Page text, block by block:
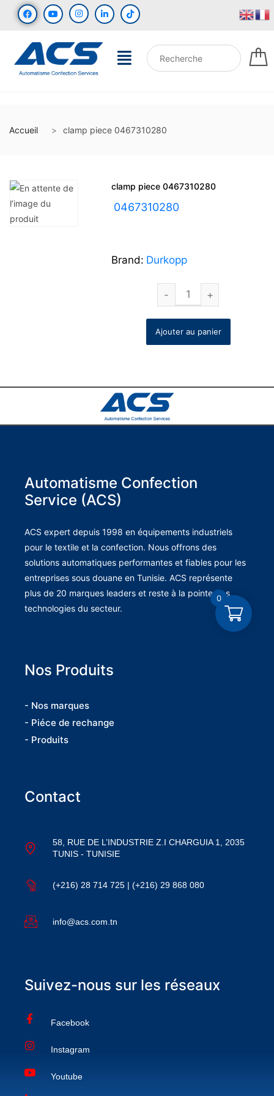
Accueil clamp piece 0467310280
clamp piece 0467310280
0467310280
Brand: Durkopp
Ajouter au panier
Automatisme Confection
Service (ACS)
ACS expert depuis 1998 en équipements industriels
pour le textile et la confection. Nous offrons des
solutions automatiques performantes et fiables pour les
entreprises sous douane en Tunisie. ACS représente
plus de 20 marques leaders et reste à la pointe des
technologies du secteur.
Nos Produits
- Nos marques
- Piéce de rechange
- Produits
Contact
58, RUE DE L’INDUSTRIE Z.I CHARGUIA 1, 2035
TUNIS - TUNISIE
(+216) 28 714 725 | (+216) 29 868 080
info@acs.com.tn
Suivez-nous sur les réseaux
Facebook
Instagram
Youtube
0